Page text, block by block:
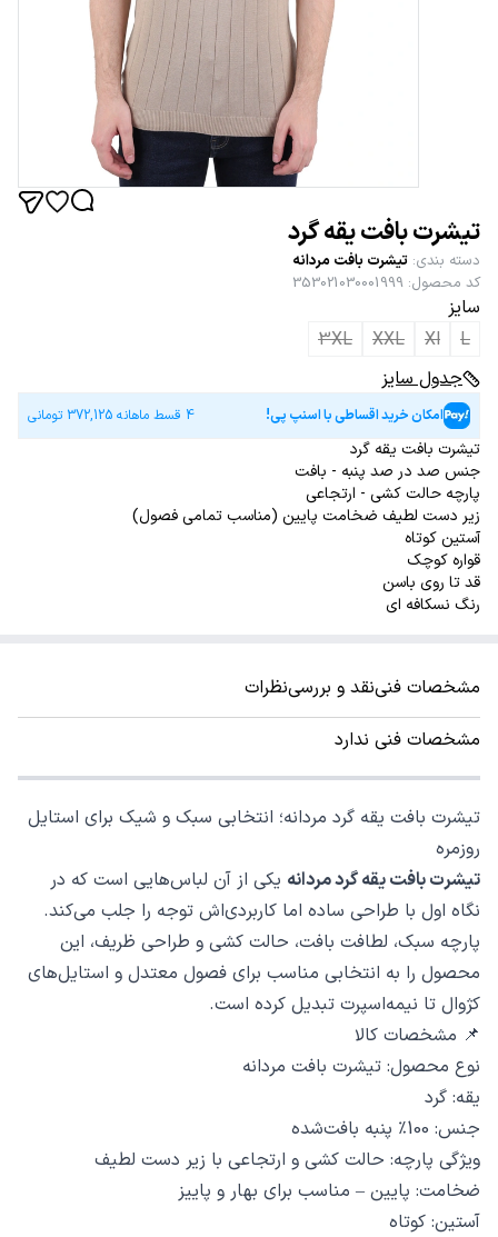
تیشرت بافت یقه گرد
دسته بندی: تیشرت بافت مردانه
کد محصول:
353021030001999
سایز
L
Xl
XXL
3XL
جدول سایز
امکان خرید اقساطی با اسنپ پی! 4 قسط ماهانه 372,125 تومانی
تیشرت بافت یقه گرد
جنس صد در صد پنبه - بافت
پارچه حالت کشی - ارتجاعی
زیر دست لطیف ضخامت پایین (مناسب تمامی فصول)
آستین کوتاه
قواره کوچک
قد تا روی باسن
رنگ نسکافه ای
مشخصات فنینقد و بررسینظرات
مشخصات فنی ندارد
تیشرت بافت یقه گرد مردانه؛ انتخابی سبک و شیک برای استایل
روزمره
تیشرت بافت یقه گرد مردانه یکی از آن لباس‌هایی است که در
نگاه اول با طراحی ساده اما کاربردی‌اش توجه را جلب می‌کند.
پارچه سبک، لطافت بافت، حالت کشی و طراحی ظریف، این
محصول را به انتخابی مناسب برای فصول معتدل و استایل‌های
کژوال تا نیمه‌اسپرت تبدیل کرده است.
📌 مشخصات کالا
نوع محصول: تیشرت بافت مردانه
یقه: گرد
جنس: 100٪ پنبه بافت‌شده
ویژگی پارچه: حالت کشی و ارتجاعی با زیر دست لطیف
ضخامت: پایین – مناسب برای بهار و پاییز
آستین: کوتاه